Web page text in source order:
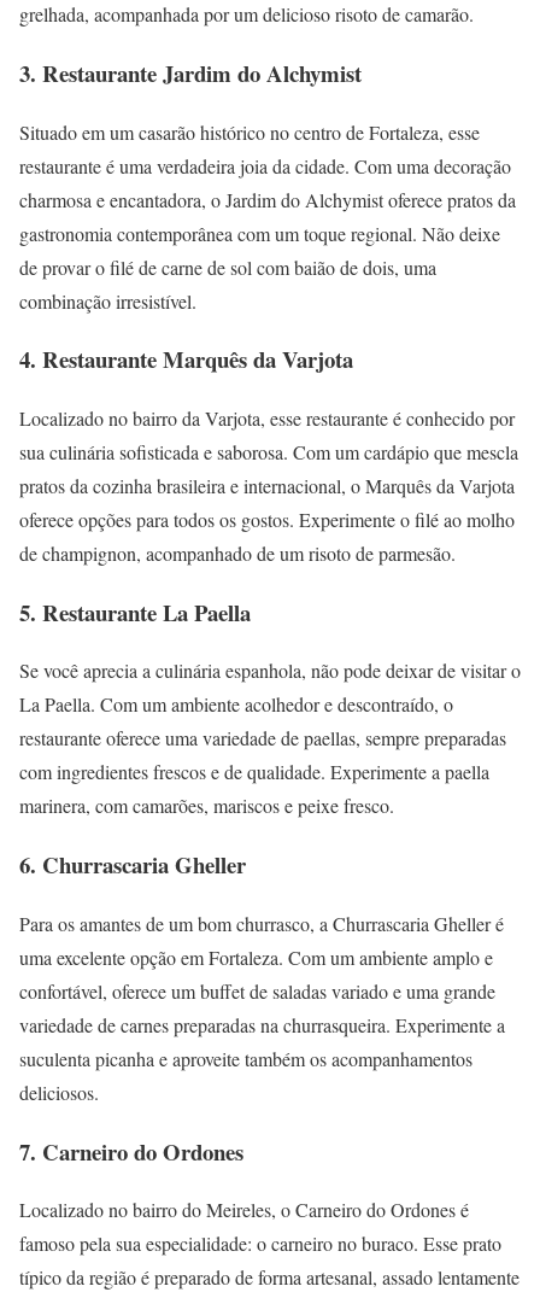
grelhada, acompanhada por um delicioso risoto de camarão.
3. Restaurante Jardim do Alchymist
Situado em um casarão histórico no centro de Fortaleza, esse
restaurante é uma verdadeira joia da cidade. Com uma decoração
charmosa e encantadora, o Jardim do Alchymist oferece pratos da
gastronomia contemporânea com um toque regional. Não deixe
de provar o filé de carne de sol com baião de dois, uma
combinação irresistível.
4. Restaurante Marquês da Varjota
Localizado no bairro da Varjota, esse restaurante é conhecido por
sua culinária sofisticada e saborosa. Com um cardápio que mescla
pratos da cozinha brasileira e internacional, o Marquês da Varjota
oferece opções para todos os gostos. Experimente o filé ao molho
de champignon, acompanhado de um risoto de parmesão.
5. Restaurante La Paella
Se você aprecia a culinária espanhola, não pode deixar de visitar o
La Paella. Com um ambiente acolhedor e descontraído, o
restaurante oferece uma variedade de paellas, sempre preparadas
com ingredientes frescos e de qualidade. Experimente a paella
marinera, com camarões, mariscos e peixe fresco.
6. Churrascaria Gheller
Para os amantes de um bom churrasco, a Churrascaria Gheller é
uma excelente opção em Fortaleza. Com um ambiente amplo e
confortável, oferece um buffet de saladas variado e uma grande
variedade de carnes preparadas na churrasqueira. Experimente a
suculenta picanha e aproveite também os acompanhamentos
deliciosos.
7. Carneiro do Ordones
Localizado no bairro do Meireles, o Carneiro do Ordones é
famoso pela sua especialidade: o carneiro no buraco. Esse prato
típico da região é preparado de forma artesanal, assado lentamente